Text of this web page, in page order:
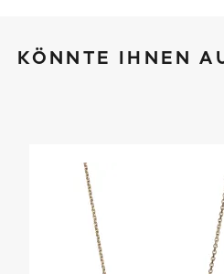
KÖNNTE IHNEN